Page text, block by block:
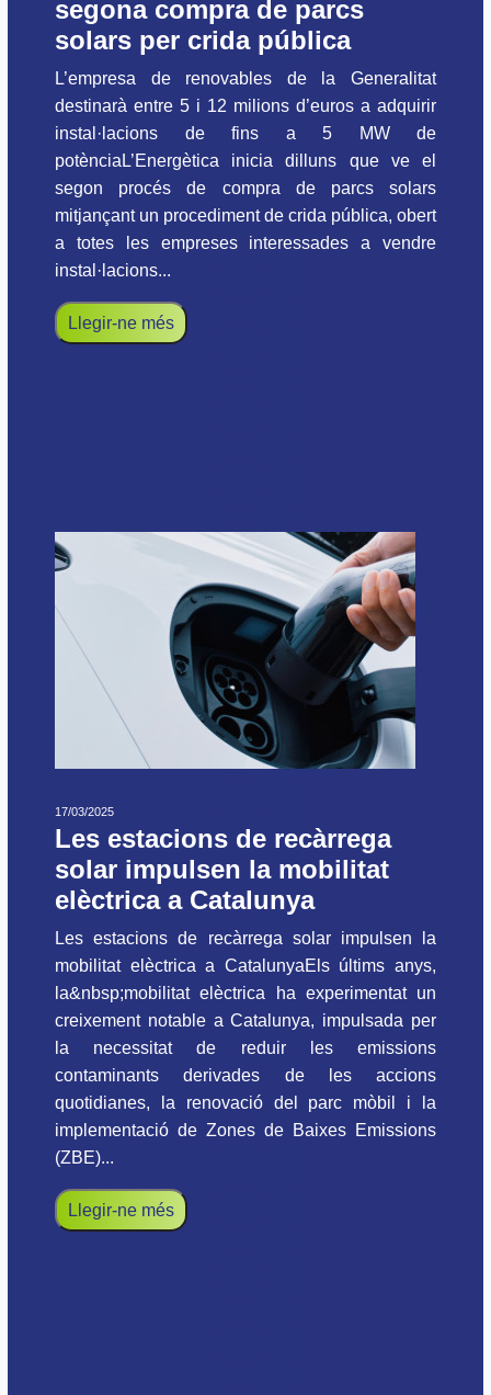
segona compra de parcs
solars per crida pública
L’empresa de renovables de la Generalitat
destinarà entre 5 i 12 milions d’euros a adquirir
instal·lacions de fins a 5 MW de
potènciaL’Energètica inicia dilluns que ve el
segon procés de compra de parcs solars
mitjançant un procediment de crida pública, obert
a totes les empreses interessades a vendre
instal·lacions...
Llegir-ne més
17/03/2025
Les estacions de recàrrega
solar impulsen la mobilitat
elèctrica a Catalunya
Les estacions de recàrrega solar impulsen la
mobilitat elèctrica a CatalunyaEls últims anys,
la&nbsp;mobilitat elèctrica ha experimentat un
creixement notable a Catalunya, impulsada per
la necessitat de reduir les emissions
contaminants derivades de les accions
quotidianes, la renovació del parc mòbil i la
implementació de Zones de Baixes Emissions
(ZBE)...
Llegir-ne més